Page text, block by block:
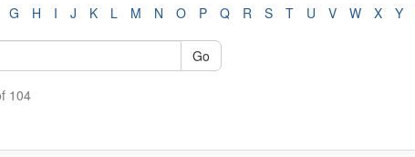
G H I J K L M N O P Q R S T U V W X Y
Go
104